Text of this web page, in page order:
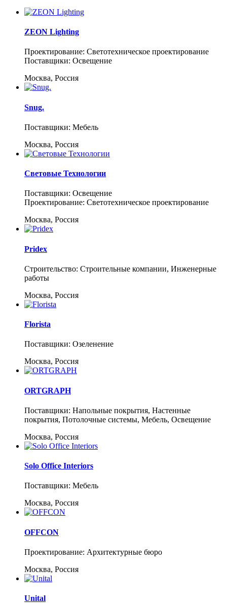
ZEON Lighting
Проектирование: Светотехническое проектирование
Поставщики: Освещение
Москва, Россия
Snug.
Поставщики: Мебель
Москва, Россия
Световые Технологии
Поставщики: Освещение
Проектирование: Светотехническое проектирование
Москва, Россия
Pridex
Строительство: Строительные компании, Инженерные
работы
Москва, Россия
Florista
Поставщики: Озеленение
Москва, Россия
ORTGRAPH
Поставщики: Напольные покрытия, Настенные
покрытия, Потолочные системы, Мебель, Освещение
Москва, Россия
Solo Office Interiors
Поставщики: Мебель
Москва, Россия
OFFCON
Проектирование: Архитектурные бюро
Москва, Россия
Unital